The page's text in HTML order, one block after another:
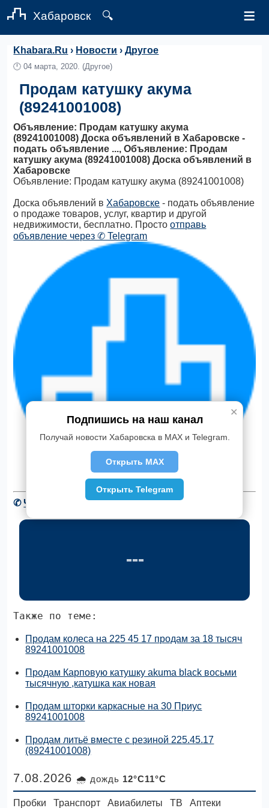
Хабаровск 🔍 ≡
Khabara.Ru › Новости ›Другое
🕛04 марта, 2020. (Другое)
Продам катушку акума
(89241001008)
Объявление: Продам катушку акума
(89241001008) Доска объявлений в Хабаровске -
подать объявление ..., Объявление: Продам
катушку акума (89241001008) Доска объявлений в
Хабаровске
Объявление: Продам катушку акума (89241001008)
Доска объявлений в Хабаровске - подать объявление
о продаже товаров, услуг, квартир и другой
недвижимости, бесплатно. Простоотправь
объявление через ✆ Telegram
✆Читать новости Хабаровска в Telegram
Также по теме:
Продам колеса на 225 45 17 продам за 18 тысяч
89241001008
Продам Карповую катушку akuma black восьми
тысячную ,катушка как новая
Продам шторки каркасные на 30 Приус
89241001008
Продам литьё вместе с резиной 225.45.17
(89241001008)
✕
Подпишись на наш канал
Получай новости Хабаровска в MAX и Telegram.
Открыть MAX
Открыть Telegram
7.08.2026 🌧 дождь 12°C11°C
Пробки Транспорт Авиабилеты ТВ Аптеки